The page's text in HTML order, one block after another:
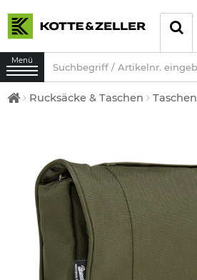
Menü
Rucksäcke & Taschen Taschen